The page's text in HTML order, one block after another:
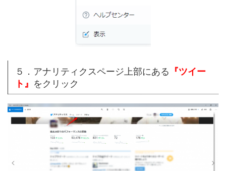
５．アナリティクスページ上部にある 『ツイー
ト』 をクリック